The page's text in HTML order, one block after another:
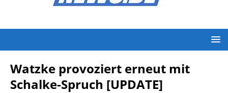
Watzke provoziert erneut mit
Schalke-Spruch [UPDATE]